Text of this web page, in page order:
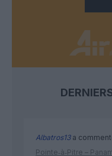
Albatros13a
Pointe‑à‑Pitre –